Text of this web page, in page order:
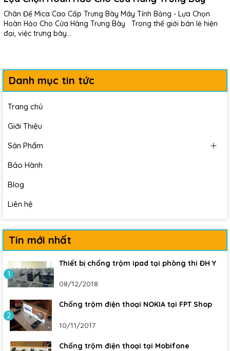
Chân Đế Mica Cao Cấp Trưng Bày Máy Tính Bảng - Lựa Chọn
Hoàn Hảo Cho Cửa Hàng Trưng Bày Trong thế giới bán lẻ hiện
đại, việc trưng bày...
Danh mục tin tức
Trang chủ
Giới Thiệu
Sản Phẩm
Bảo Hành
Blog
Liên hệ
Tin mới nhất
1
Thiết bị chống trộm ipad tại phòng thi ĐH Y
08/12/2018
2
Chống trộm điện thoại NOKIA tại FPT Shop
10/11/2017
Chống trộm điện thoại tại Mobifone